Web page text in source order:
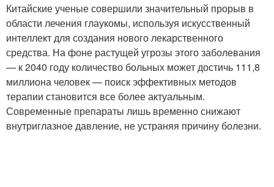
Китайские ученые совершили значительный прорыв в
области лечения глаукомы, используя искусственный
интеллект для создания нового лекарственного
средства. На фоне растущей угрозы этого заболевания
— к 2040 году количество больных может достичь 111,8
миллиона человек — поиск эффективных методов
терапии становится все более актуальным.
Современные препараты лишь временно снижают
внутриглазное давление, не устраняя причину болезни.